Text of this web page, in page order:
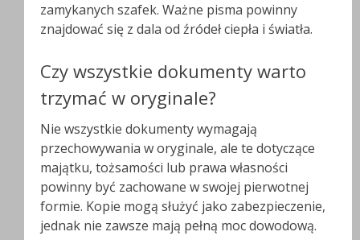
zamykanych szafek. Ważne pisma powinny
znajdować się z dala od źródeł ciepła i światła.
Czy wszystkie dokumenty warto
trzymać w oryginale?
Nie wszystkie dokumenty wymagają
przechowywania w oryginale, ale te dotyczące
majątku, tożsamości lub prawa własności
powinny być zachowane w swojej pierwotnej
formie. Kopie mogą służyć jako zabezpieczenie,
jednak nie zawsze mają pełną moc dowodową.